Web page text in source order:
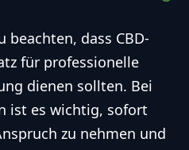
beachten, dass CBD-
für professionelle
dienen sollten. Bei
ist es wichtig, sofort
zu nehmen und